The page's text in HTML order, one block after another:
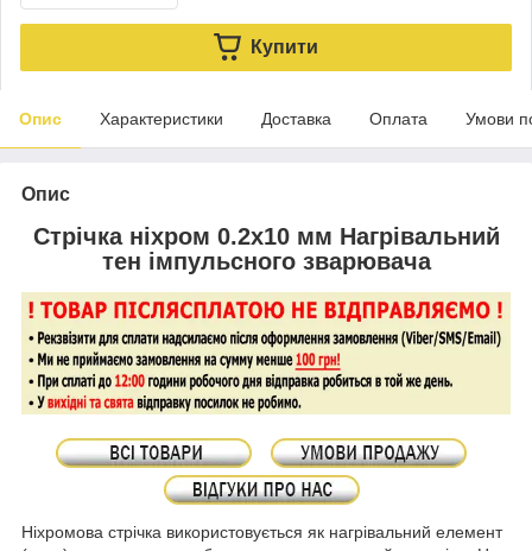
Купити
Опис Характеристики Доставка Оплата Умови
Опис
Стрічка ніхром 0.2х10 мм Нагрівальний
тен імпульсного зварювача
Ніхромова стрічка використовується як нагрівальний елемент